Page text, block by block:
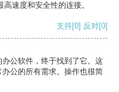
速度和安全性的连接。
支持[0] 反对[0]
公软件，终于找到了它。这
公的所有需求。操作也很简